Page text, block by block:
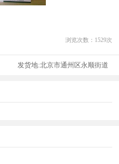
浏览次数： 1529次
发货地:北京市通州区永顺街道